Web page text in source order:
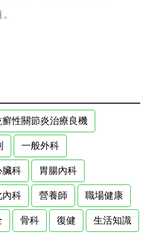
癬性關節炎治療良機
一般外科
臟科 胃腸內科
內科 營養師 職場健康
骨科 復健 生活知識